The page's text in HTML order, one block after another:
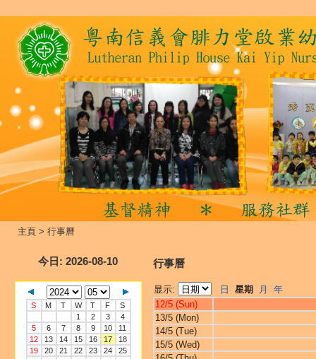
主頁 > 行事曆
今日 : 2026-08-10
S M T W T F
S
1
2 3
4
5
6 7 8 9 10
11
12
13 14 15 16 17
18
19
20 21 22 23 24
25
行事曆
显示: 日 星期 月
年
12/5 (Sun)
13/5 (Mon)
14/5 (Tue)
15/5 (Wed)